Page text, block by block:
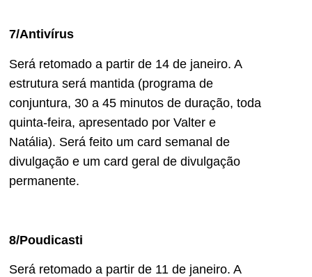
7/Antivírus
Será retomado a partir de 14 de janeiro. A
estrutura será mantida (programa de
conjuntura, 30 a 45 minutos de duração, toda
quinta-feira, apresentado por Valter e
Natália). Será feito um card semanal de
divulgação e um card geral de divulgação
permanente.
8/Poudicasti
Será retomado a partir de 11 de janeiro. A